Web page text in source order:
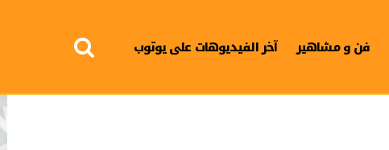
فن و مشاهير آخر الفيديوهات على يوتوب